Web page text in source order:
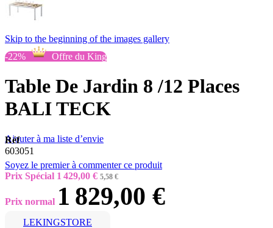
Skip to the beginning of the images gallery
-22%
Offre du King
Table De Jardin 8 /12 Places
BALI TECK
Ajouter à ma liste d’envie
Réf
603051
Soyez le premier à commenter ce produit
Prix Spécial 1 429,00 € 5,58 €
Prix normal 1 829,00 €
LEKINGSTORE